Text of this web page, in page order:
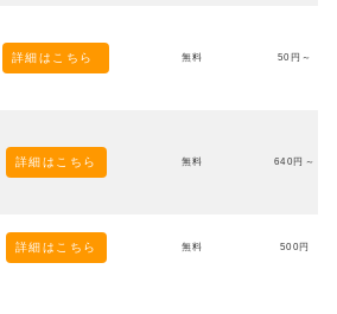
詳細はこちら 無料 50円～
詳細はこちら 無料 640円～
詳細はこちら 無料 500円